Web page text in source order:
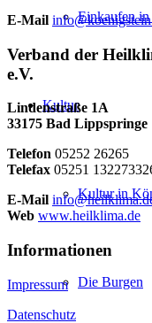
Einkaufen
Kultur
Kultur in
Die Burgen
E-Mail
Verband der
e.V.
Lindenstraße 1A
33175 Bad Lippspringe
Telefon 05252 26265
Telefax 05251
E-Mail
Web www.heilklima.de
Informationen
Impressum
Datenschutz